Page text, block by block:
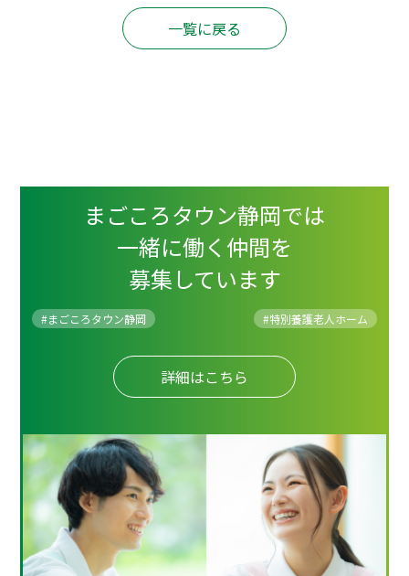
一覧に戻る
まごころタウン静岡では
一緒に働く仲間を
募集しています
#まごころタウン静岡 #特別養護老人ホーム
詳細はこちら